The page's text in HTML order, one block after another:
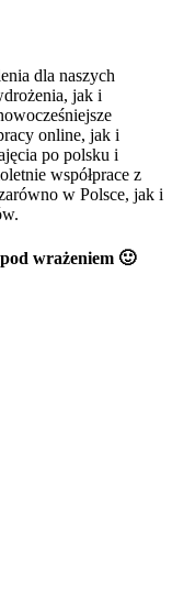
dla naszych
jak i
online, jak i
po polsku i
współprace z
w Polsce, jak i
wrażeniem 🙂